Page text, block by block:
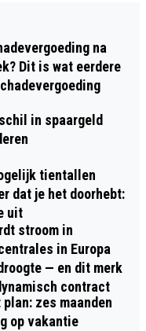
na
Dit is wat eerdere
in spaargeld
tientallen
dat je het doorhebt:
uit
stroom in
in Europa
— en dit merk
contract
zes maanden
op vakantie